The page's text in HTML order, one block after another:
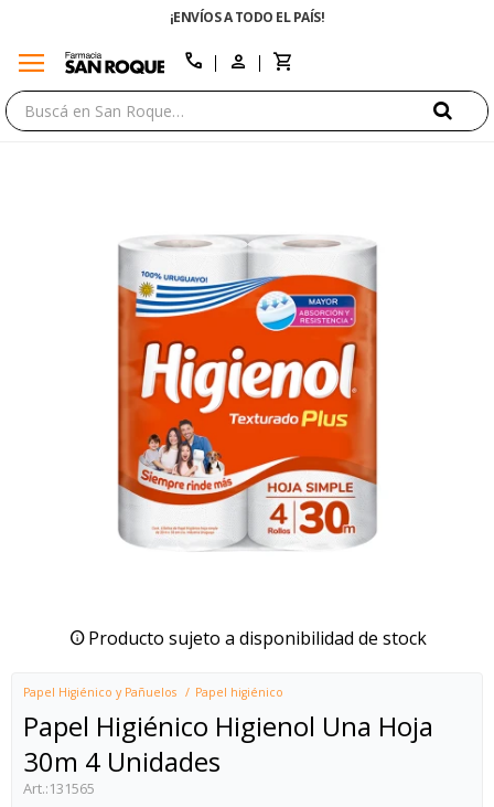
¡ENVÍOS A TODO EL PAÍS!
menu call
Producto sujeto a disponibilidad de stock
Papel Higiénico y Pañuelos Papel higiénico
Papel Higiénico Higienol Una Hoja
30m 4 Unidades
131565
close